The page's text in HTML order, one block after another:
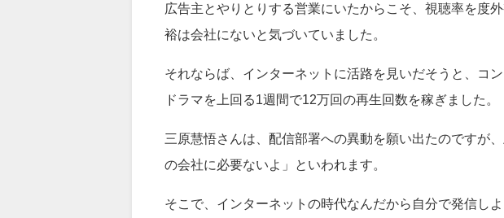
広告主とやりとりする営業にいたからこそ、視聴率を度
裕は会社にないと気づいていました。
それならば、インターネットに活路を見いだそうと、コ
ドラマを上回る1週間で12万回の再生回数を稼ぎました。
三原慧悟さんは、配信部署への異動を願い出たのですが
の会社に必要ないよ」といわれます。
そこで、インターネットの時代なんだから自分で発信し